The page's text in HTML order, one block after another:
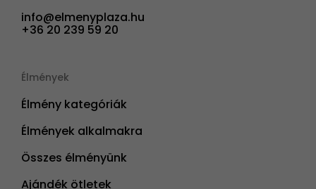
info@elmenyplaza.hu
+36 20 239 59 20
Élmények
Élmény kategóriák
Élmények alkalmakra
Összes élményünk
Ajándék ötletek